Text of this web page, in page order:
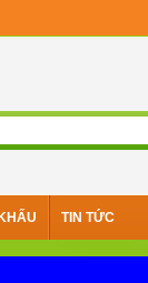
TIN TỨC